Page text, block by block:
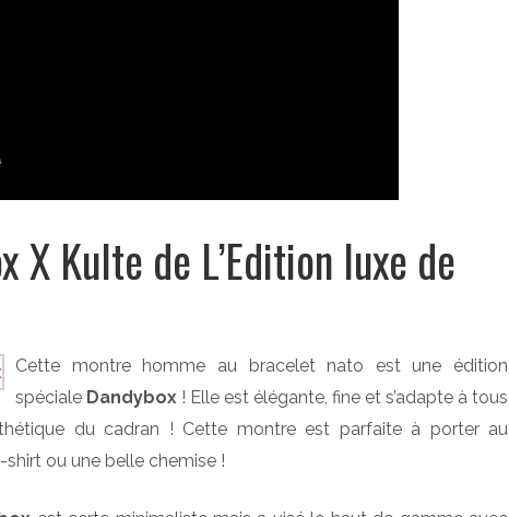
X Kulte de L’Edition luxe de
Cette montre homme au bracelet nato est une édition
spéciale Dandybox ! Elle est élégante, fine et s’adapte à tous
du cadran ! Cette montre est parfaite à porter au
ou une belle chemise !